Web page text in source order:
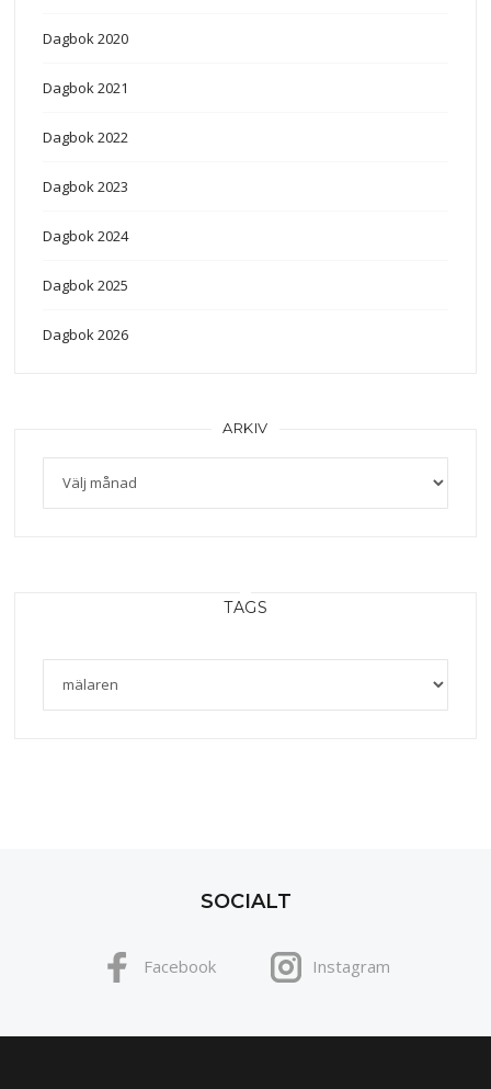
Dagbok 2020
Dagbok 2021
Dagbok 2022
Dagbok 2023
Dagbok 2024
Dagbok 2025
Dagbok 2026
ARKIV
Arkiv
TAGS
SOCIALT
Facebook Instagram